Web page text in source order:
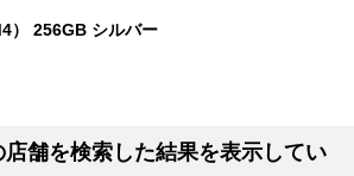
） 256GB シルバー
舗を検索した結果を表示してい